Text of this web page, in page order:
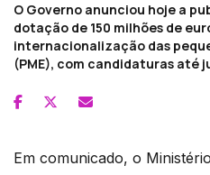
O Governo anunciou hoje a
dotação de 150 milhões de
internacionalização das
(PME), com candidaturas até
Em comunicado, o